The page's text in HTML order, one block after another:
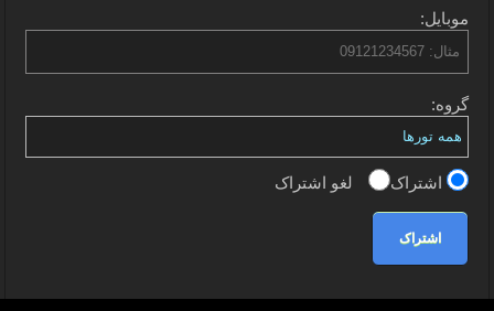
موبایل:
گروه:
اشتراک لغو اشتراک
اشتراک